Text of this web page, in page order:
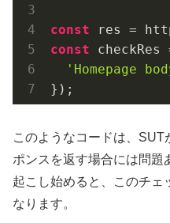
const res =
const
'Homepage
});
このようなコードは、SUT
ポンスを返す場合には問題
起こし始めると、このチェ
なります。